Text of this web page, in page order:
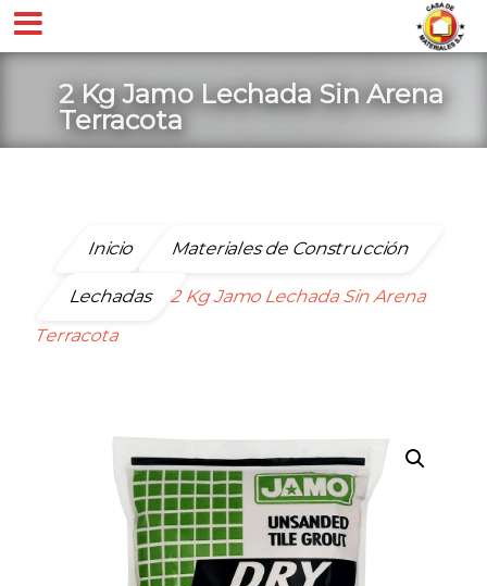
2 Kg Jamo Lechada Sin Arena
Terracota
Inicio Materiales de Construcción
Lechadas
2 Kg Jamo Lechada Sin Arena
Terracota